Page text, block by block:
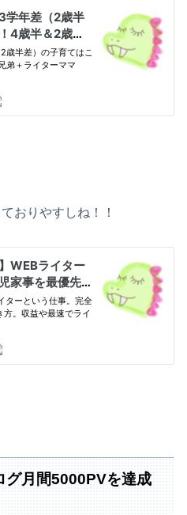
おりやすしね！！
グ月間5000PVを達成